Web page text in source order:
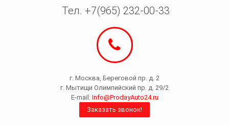
Тел. +7(965) 232-00-33
г. Москва, Береговой пр. д. 2
г. Мытищи Олимпийский пр. д. 29/2
E-mail: Info@ProdayAuto24.ru
Заказать звонок!